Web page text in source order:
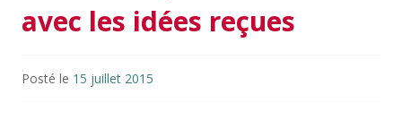
avec les idées reçues
Posté le 15 juillet 2015